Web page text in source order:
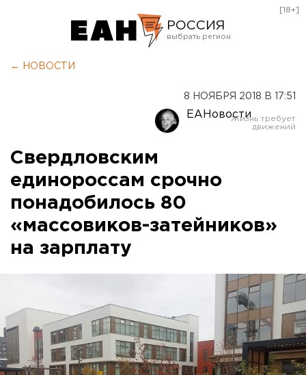
РОССИЯ
Оренбург
[18+]
← НОВОСТИ
8 НОЯБРЯ 2018 В 17:51
ЕАНовости
Свердловским
единороссам срочно
понадобилось 80
«массовиков-затейников»
на зарплату